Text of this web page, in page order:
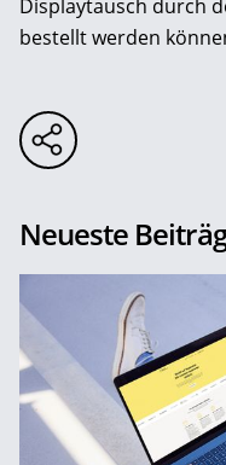
Displaytausch durch
bestellt werden
Neueste